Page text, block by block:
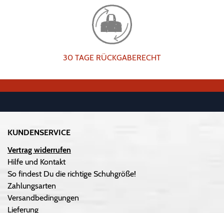
30 TAGE RÜCKGABERECHT
KUNDENSERVICE
Vertrag widerrufen
Hilfe und Kontakt
So findest Du die richtige Schuhgröße!
Zahlungsarten
Versandbedingungen
Lieferung